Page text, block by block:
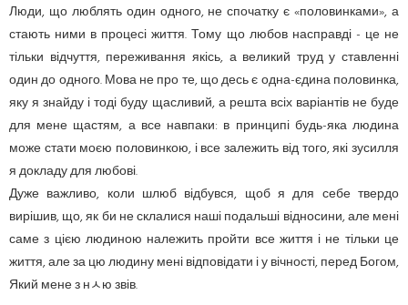
Люди, що люблять один одного, не спочатку є «половинками», а
стають ними в процесі життя. Тому що любов насправді - це не
тільки відчуття, переживання якісь, а великий труд у ставленні
один до одного. Мова не про те, що десь є одна-єдина половинка,
яку я знайду і тоді буду щасливий, а решта всіх варіантів не буде
для мене щастям, а все навпаки: в принципі будь-яка людина
може стати моєю половинкою, і все залежить від того, які зусилля
я докладу для любові.
Дуже важливо, коли шлюб відбувся, щоб я для себе твердо
вирішив, що, як би не склалися наші подальші відносини, але мені
саме з цією людиною належить пройти все життя і не тільки це
життя, але за цю людину мені відповідати і у вічності, перед Богом,
Який мене з нﾵю звів.